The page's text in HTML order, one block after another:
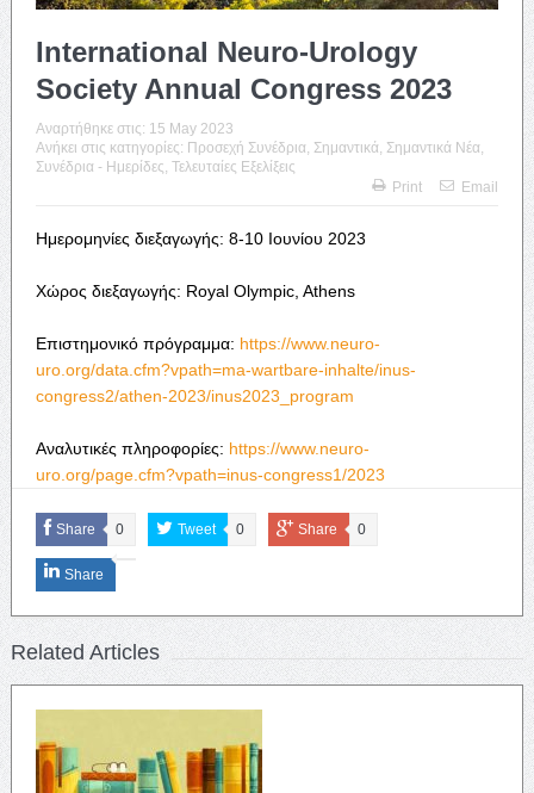
International Neuro-Urology
Society Annual Congress 2023
Αναρτήθηκε στις: 15 May 2023
Ανήκει στις κατηγορίες: Προσεχή Συνέδρια Σημαντικά Σημαντικά Νέα
Συνέδρια - Ημερίδες Τελευταίες Εξελίξεις
Print
Email
Ημερομηνίες διεξαγωγής: 8-10 Ιουνίου 2023
Χώρος διεξαγωγής: Royal Olympic, Athens
Επιστημονικό πρόγραμμα: https://www.neuro-
uro.org/data.cfm?vpath=ma-wartbare-inhalte/inus-
congress2/athen-2023/inus2023_program
Αναλυτικές πληροφορίες: https://www.neuro-
uro.org/page.cfm?vpath=inus-congress1/2023
Share 0 Tweet 0 Share 0
Share
Related Articles